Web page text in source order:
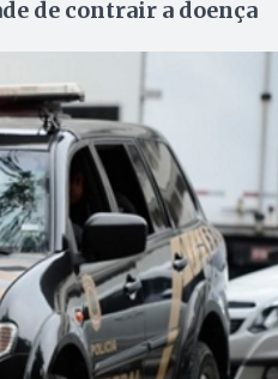
de contrair a doença